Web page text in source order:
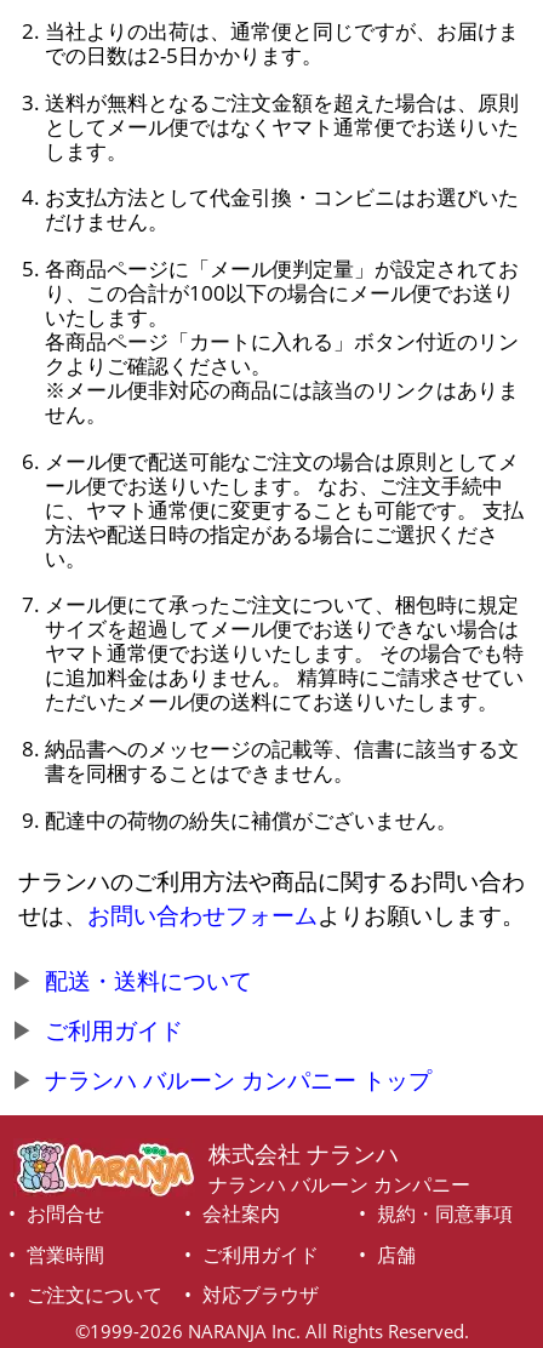
当社よりの出荷は、通常便と同じですが、お届けま
での日数は2-5日かかります。
送料が無料となるご注文金額を超えた場合は、原則
としてメール便ではなくヤマト通常便でお送りいた
します。
お支払方法として代金引換・コンビニはお選びいた
だけません。
各商品ページに「メール便判定量」が設定されてお
り、この合計が100以下の場合にメール便でお送り
いたします。
各商品ページ「カートに入れる」ボタン付近のリン
クよりご確認ください。
※メール便非対応の商品には該当のリンクはありま
せん。
メール便で配送可能なご注文の場合は原則としてメ
ール便でお送りいたします。 なお、ご注文手続中
に、ヤマト通常便に変更することも可能です。 支払
方法や配送日時の指定がある場合にご選択くださ
い。
メール便にて承ったご注文について、梱包時に規定
サイズを超過してメール便でお送りできない場合は
ヤマト通常便でお送りいたします。 その場合でも特
に追加料金はありません。 精算時にご請求させてい
ただいたメール便の送料にてお送りいたします。
納品書へのメッセージの記載等、信書に該当する文
書を同梱することはできません。
配達中の荷物の紛失に補償がございません。
ナランハのご利用方法や商品に関するお問い合わ
せは、 お問い合わせフォームよりお願いします。
配送・送料について
ご利用ガイド
ナランハ バルーン カンパニー トップ
株式会社 ナランハ
ナランハ バルーン カンパニー
お問合せ
会社案内
規約・同意事項
営業時間
ご利用ガイド
店舗
ご注文について
対応ブラウザ
©1999-2026 NARANJA Inc. All Rights Reserved.